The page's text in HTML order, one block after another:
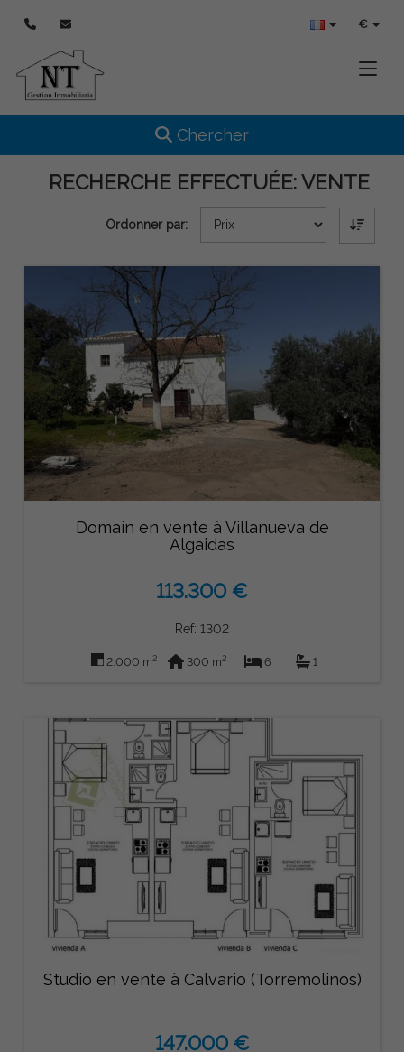
€
Toggle navigation
Chercher
RECHERCHE EFFECTUÉE:VENTE
Ordonner par:
Domain en vente à Villanueva de
Algaidas
113.300 €
Ref: 1302
2.000 m2 300 m2 6 1
Studio en vente à Calvario (Torremolinos)
147.000 €